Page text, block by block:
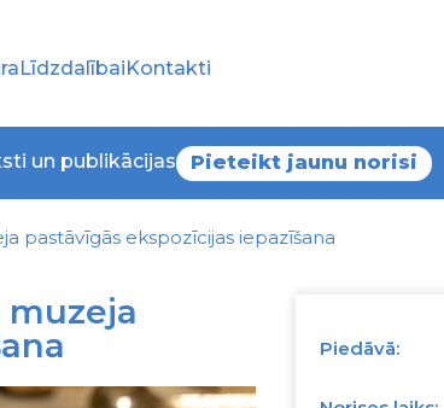
Kontakti
un publikācijas Pieteikt jaunu norisi
pastāvīgās ekspozīcijas iepazīšana
Piedāvā: